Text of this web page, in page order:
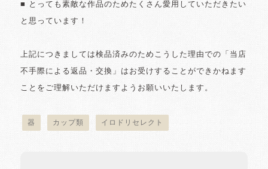
■ とっても素敵な作品のためたくさん愛用していただきたい
と思っています！
上記につきましては検品済みのためこうした理由での「当店
不手際による返品・交換」はお受けすることができかねます
ことをご理解いただけますようお願いいたします。
器 カップ類 イロドリセレクト